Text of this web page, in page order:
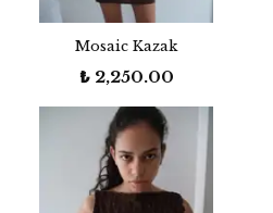
Mosaic Kazak
₺ 2,250.00